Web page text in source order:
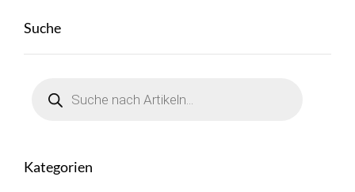
Suche
search
Kategorien